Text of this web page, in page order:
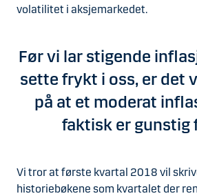
volatilitet i aksjemarkedet.
Før vi lar stigende
sette frykt i oss, er det
på at et moderat
faktisk er gunstig
Vi tror at første kvartal 2018 vil
historiebøkene som kvartalet der